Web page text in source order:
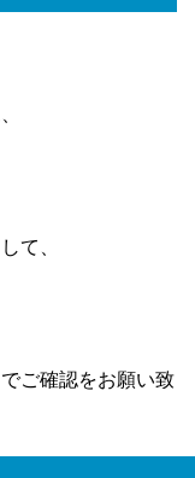
て、
でご確認をお願い致